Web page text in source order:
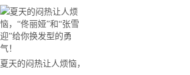
圈内女星人手一册
夏天的闷热让人烦恼，